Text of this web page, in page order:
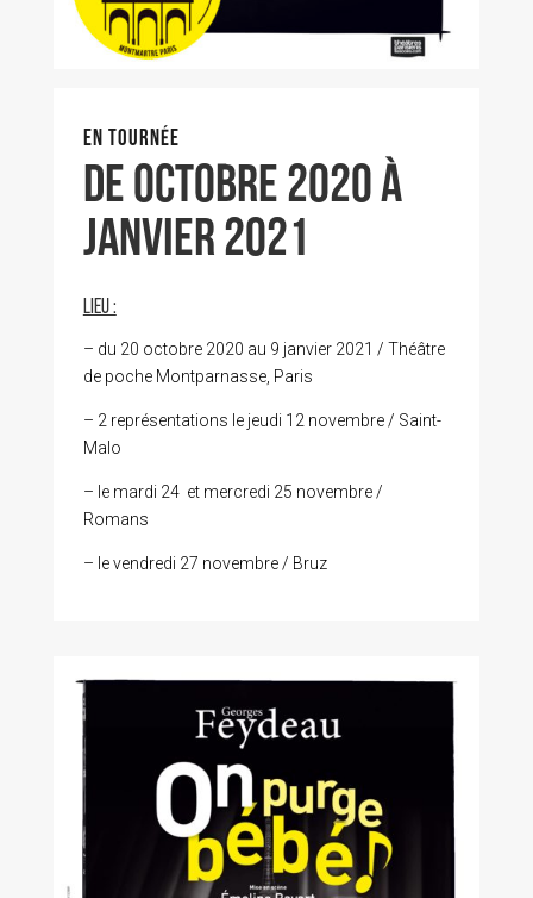
EN TOURNÉE
de OCTOBRE 2020 à
JANVIER 2021
LIEU :
– du 20 octobre 2020 au 9 janvier 2021 / Théâtre
de poche Montparnasse, Paris
– 2 représentations le jeudi 12 novembre / Saint-
Malo
– le mardi 24 et mercredi 25 novembre /
Romans
– le vendredi 27 novembre / Bruz